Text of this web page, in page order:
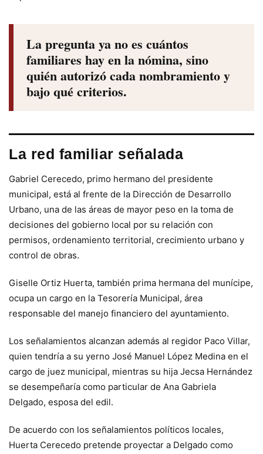
La pregunta ya no es cuántos
familiares hay en la nómina, sino
quién autorizó cada nombramiento y
bajo qué criterios.
La red familiar señalada
Gabriel Cerecedo, primo hermano del presidente
municipal, está al frente de la Dirección de Desarrollo
Urbano, una de las áreas de mayor peso en la toma de
decisiones del gobierno local por su relación con
permisos, ordenamiento territorial, crecimiento urbano y
control de obras.
Giselle Ortiz Huerta, también prima hermana del munícipe,
ocupa un cargo en la Tesorería Municipal, área
responsable del manejo financiero del ayuntamiento.
Los señalamientos alcanzan además al regidor Paco Villar,
quien tendría a su yerno José Manuel López Medina en el
cargo de juez municipal, mientras su hija Jecsa Hernández
se desempeñaría como particular de Ana Gabriela
Delgado, esposa del edil.
De acuerdo con los señalamientos políticos locales,
Huerta Cerecedo pretende proyectar a Delgado como